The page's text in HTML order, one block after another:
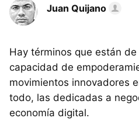
Juan Quijano
Hay términos que están
capacidad de
movimientos innovadores
todo, las dedicadas a
economía digital.